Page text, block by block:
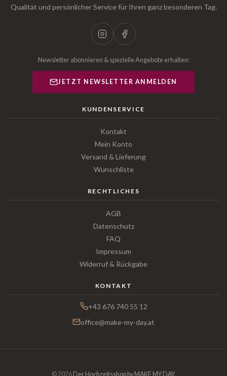
Qualität und persönlicher Service für Ihren ganz besonderen Tag.
Newsletter abonnieren & spezielle Angebote erhalten:
JETZT NEWSLETTER ANMELDEN
KUNDENSERVICE
Kontakt
Mein Konto
Versand & Lieferung
Wunschliste
RECHTLICHES
AGB
Datenschutz
FAQ
Impressum
Widerruf & Rückgabe
KONTAKT
+43 676 740 55 12
office@make-my-day.at
© 2026 Der Hochzeitsshop by MAKE MY DAY.